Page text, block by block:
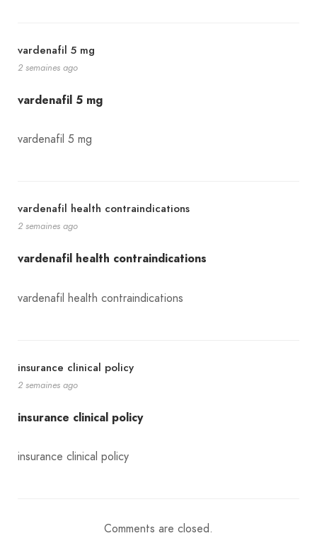
vardenafil 5 mg
2 semaines ago
vardenafil 5 mg
vardenafil 5 mg
vardenafil health contraindications
2 semaines ago
vardenafil health contraindications
vardenafil health contraindications
insurance clinical policy
2 semaines ago
insurance clinical policy
insurance clinical policy
Comments are closed.